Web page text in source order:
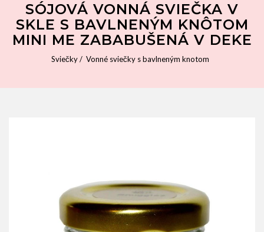
SÓJOVÁ VONNÁ SVIEČKA V
SKLE S BAVLNENÝM KNÔTOM
MINI ME ZABABUŠENÁ V DEKE
Sviečky Vonné sviečky s bavlneným knotom